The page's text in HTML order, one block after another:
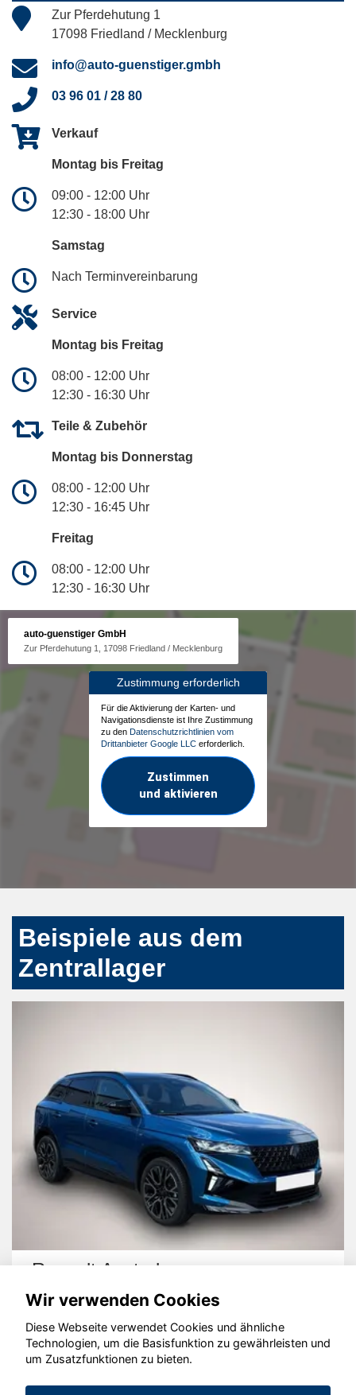
Zur Pferdehutung 1
17098 Friedland / Mecklenburg
info@auto-guenstiger.gmbh
03 96 01 / 28 80
Verkauf
Montag bis Freitag
09:00 - 12:00 Uhr
12:30 - 18:00 Uhr
Samstag
Nach Terminvereinbarung
Service
Montag bis Freitag
08:00 - 12:00 Uhr
12:30 - 16:30 Uhr
Teile & Zubehör
Montag bis Donnerstag
08:00 - 12:00 Uhr
12:30 - 16:45 Uhr
Freitag
08:00 - 12:00 Uhr
12:30 - 16:30 Uhr
auto-guenstiger GmbH
Zur Pferdehutung 1, 17098 Friedland / Mecklenburg
Zustimmung erforderlich
Für die Aktivierung der Karten- und
Navigationsdienste ist Ihre Zustimmung
zu den Datenschutzrichtlinien vom
Drittanbieter Google LLC erforderlich.
Zustimmen
und aktivieren
Beispiele aus dem
Zentrallager
Renault Austral
© konjunkturmotor.de GmbH 2020 - 2026
Wir verwenden Cookies
Diese Webseite verwendet Cookies und ähnliche
Technologien, um die Basisfunktion zu gewährleisten und
um Zusatzfunktionen zu bieten.